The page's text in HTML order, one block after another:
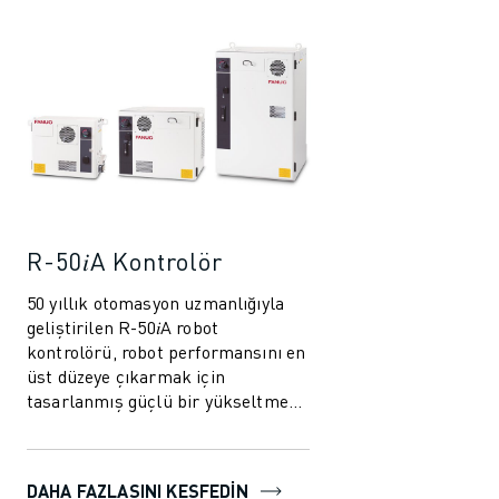
R-50𝑖A Kontrolör
50 yıllık otomasyon uzmanlığıyla
geliştirilen R-50𝑖A robot
kontrolörü, robot performansını en
üst düzeye çıkarmak için
tasarlanmış güçlü bir yükseltme
azaltılmış ener...
DAHA FAZLASINI KEŞFEDIN